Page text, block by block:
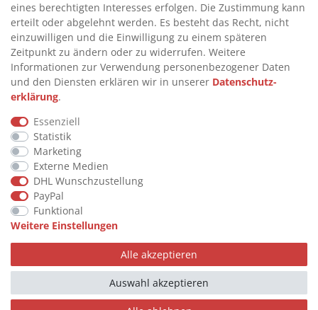
>
FAQ
>
VERTRAG WIDERRUFEN
>
WIDERRUFSRECHT
>
WIDERRUFSFORMULAR
IMPRESSUM
>
DATENSCHUTZERKLÄRUNG
>
AGB
>
KONTAKT
© Copyright 2026 by STU Tanktechnik
Alle Rechte vorbehalten.
eines berechtigten Interesses erfolgen. Die Zustimmung kann
erteilt oder abgelehnt werden. Es besteht das Recht, nicht
einzuwilligen und die Einwilligung zu einem späteren
Zeitpunkt zu ändern oder zu widerrufen. Weitere
Informationen zur Verwendung personenbezogener Daten
und den Diensten erklären wir in unserer Daten­schutz­
erklärung.
Essenziell
Statistik
Marketing
Externe Medien
DHL Wunschzustellung
PayPal
Funktional
Weitere Einstellungen
Alle akzeptieren
Auswahl akzeptieren